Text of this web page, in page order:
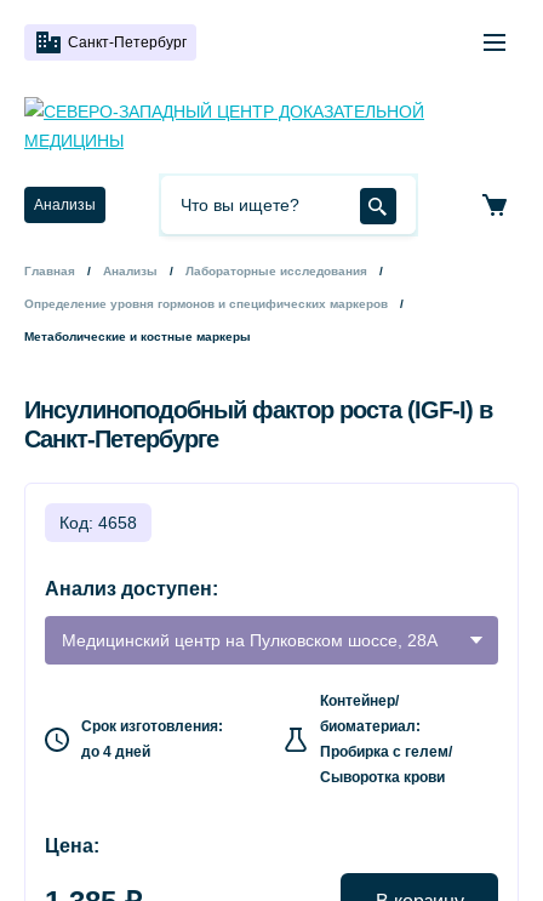
Санкт-Петербург
Анализы
Главная Анализы Лабораторные исследования
Определение уровня гормонов и специфических маркеров
Метаболические и костные маркеры
Инсулиноподобный фактор роста (IGF-I) в
Санкт-Петербурге
Код: 4658
Анализ доступен:
Медицинский центр на Пулковском шоссе, 28А
Срок изготовления:
до 4 дней
Контейнер/
биоматериал:
Пробирка с гелем/
Сыворотка крови
Цена: